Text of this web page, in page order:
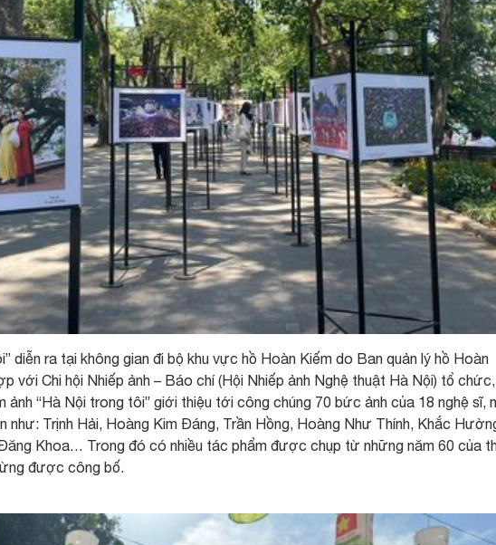
diễn ra tại không gian đi bộ khu vực hồ Hoàn Kiếm do Ban quản lý hồ Hoàn
với Chi hội Nhiếp ảnh – Báo chí (Hội Nhiếp ảnh Nghệ thuật Hà Nội) tổ
ảnh “Hà Nội trong tôi” giới thiệu tới công chúng 70 bức ảnh của 18 nghệ sĩ,
Trịnh Hải, Hoàng Kim Đáng, Trần Hồng, Hoàng Như Thính, Khắc
Khoa… Trong đó có nhiều tác phẩm được chụp từ những năm 60 của
được công bố.